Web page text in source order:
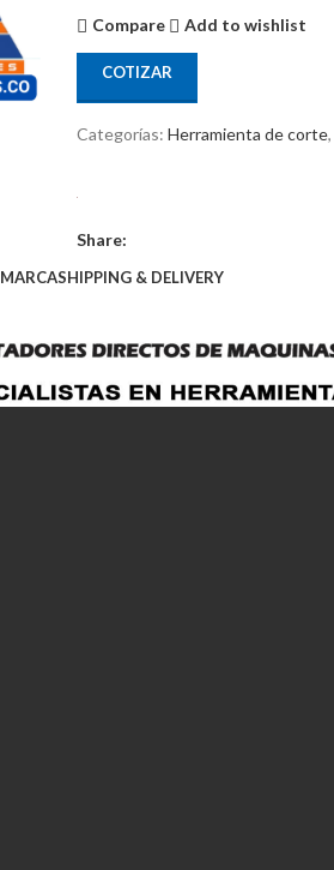
Compare Add to wishlist
COTIZAR
Categorías: Herramienta de corte,
Share:
MARCASHIPPING & DELIVERY